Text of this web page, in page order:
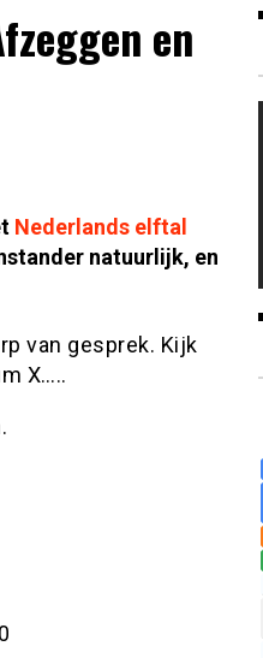
en
Nederlands elftal
natuurlijk, en
van gesprek. Kijk
X…..